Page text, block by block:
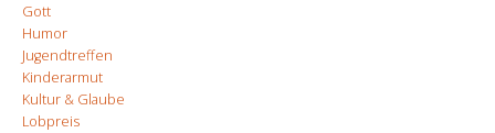
Gott
Humor
Jugendtreffen
Kinderarmut
Kultur & Glaube
Lobpreis